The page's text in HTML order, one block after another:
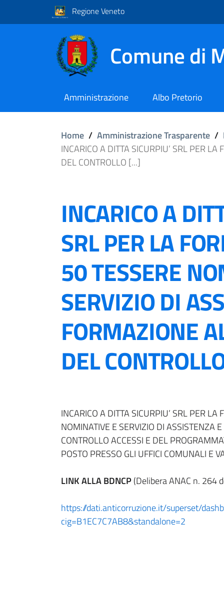
Regione Veneto
Comune di
Amministrazione Albo Pretorio
Home / Amministrazione Trasparente /
INCARICO A DITTA SICURPIU’ SRL PER
DEL CONTROLLO [...]
INCARICO A
SRL PER LA
50 TESSERE
SERVIZIO DI
FORMAZIONE
DEL
INCARICO A DITTA SICURPIU’ SRL PER
NOMINATIVE E SERVIZIO DI ASSISTENZA
CONTROLLO ACCESSI E DEL
POSTO PRESSO GLI UFFICI COMUNALI E
LINK ALLA BDNCP(Delibera ANAC n. 264
https://dati.anticorruzione.it/superset/
cig=B1EC7C7AB8&standalone=2